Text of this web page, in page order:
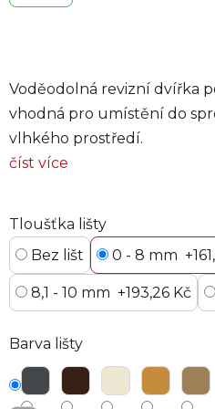
Voděodolná revizní dvířka
vhodná pro umístění do
vlhkého prostředí.
číst více
Tloušťka lišty
Bez lišt
0 - 8 mm
8,1 - 10 mm +193,26 Kč
Barva lišty